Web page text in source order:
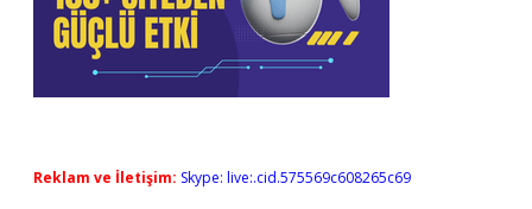
Reklam ve İletişim: Skype: live:.cid.575569c608265c69